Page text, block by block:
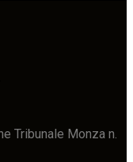
Tribunale Monza n.